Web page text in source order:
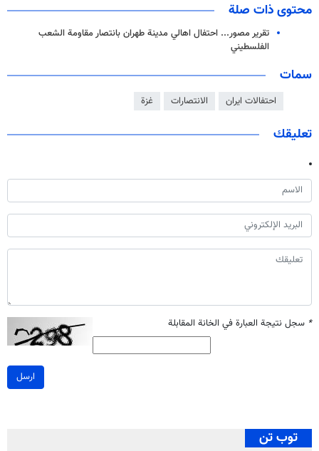
محتوى ذات صلة
تقرير مصور... احتفال اهالي مدينة طهران بانتصار مقاومة الشعب
الفلسطيني
سمات
احتفالات ايران الانتصارات غزة
تعليقك
* سجل نتيجة العبارة في الخانة المقابلة
ارسل
توب تن